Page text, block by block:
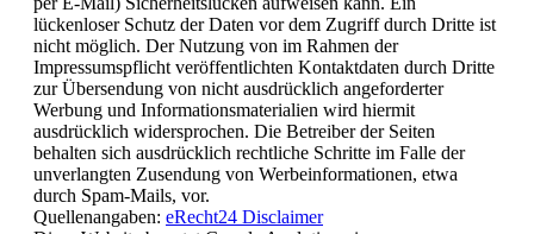
lückenloser Schutz der Daten vor dem Zugriff durch Dritte ist
nicht möglich. Der Nutzung von im Rahmen der
Impressumspflicht veröffentlichten Kontaktdaten durch Dritte
zur Übersendung von nicht ausdrücklich angeforderter
Werbung und Informationsmaterialien wird hiermit
ausdrücklich widersprochen. Die Betreiber der Seiten
behalten sich ausdrücklich rechtliche Schritte im Falle der
unverlangten Zusendung von Werbeinformationen, etwa
durch Spam-Mails, vor.
Quellenangaben: eRecht24 Disclaimer